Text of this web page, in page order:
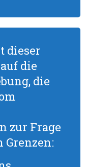
dieser
die
die
zur Frage
Grenzen: